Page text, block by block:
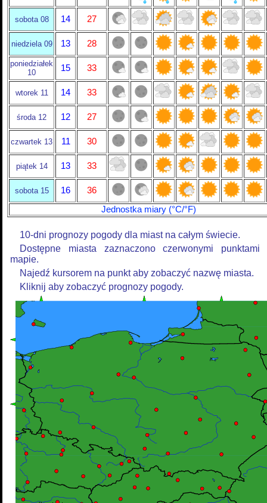
sobota 08 14 27
niedziela 09 13 28
poniedziałek
10
15 33
wtorek 11 14 33
środa 12 12 27
czwartek 13 11 30
piątek 14 13 33
sobota 15 16
36
Jednostka miary (°C/°F)
10-dni prognozy pogody dla miast na całym świecie.
Dostępne miasta zaznaczono czerwonymi punktami
mapie.
Najedź kursorem na punkt aby zobaczyć nazwę miasta.
Kliknij aby zobaczyć prognozy pogody.